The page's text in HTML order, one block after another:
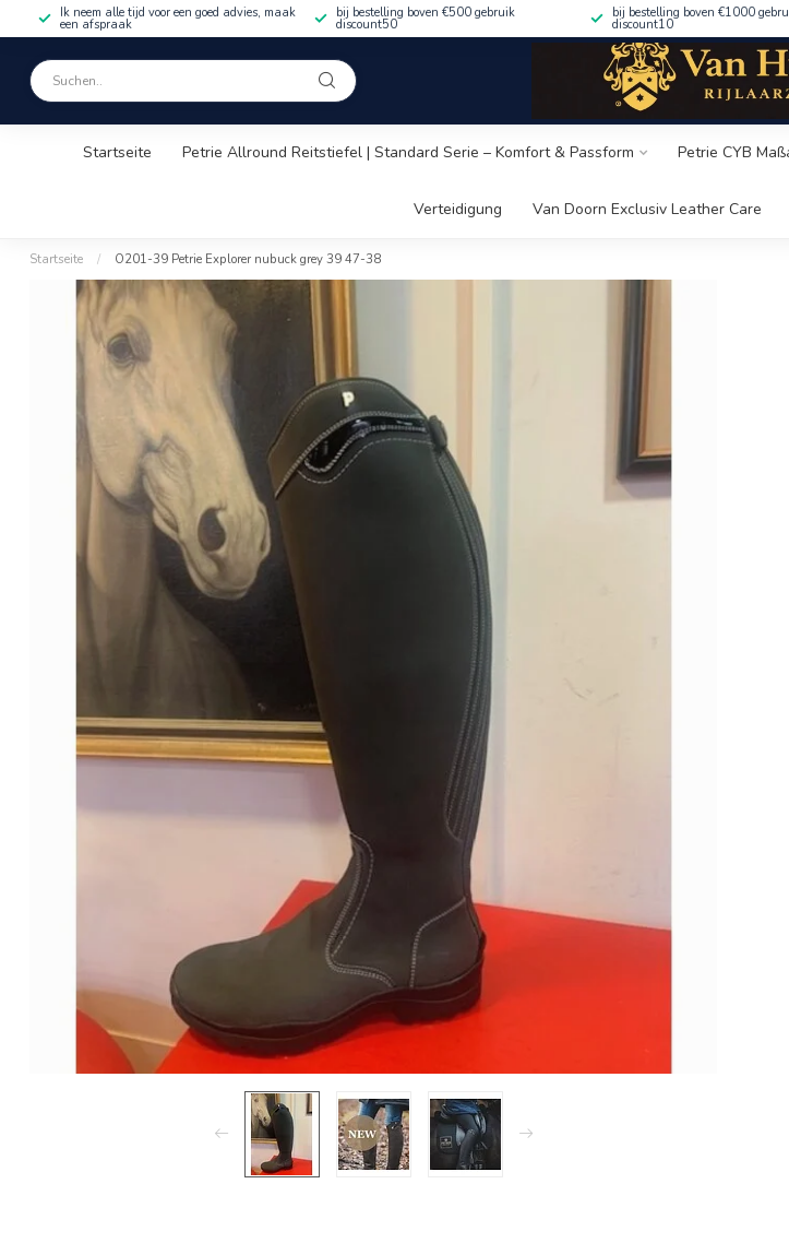
Ik neem alle tijd voor een goed advies, maak
een afspraak
bij bestelling boven €500 gebruik
discount50
bij bestelling boven €1000
discount10
Startseite Petrie Allround Reitstiefel | Standard Serie – Komfort & Passform Petrie CYB
Verteidigung Van Doorn Exclusiv Leather Care
Startseite / O201-39 Petrie Explorer nubuck grey 39 47-38